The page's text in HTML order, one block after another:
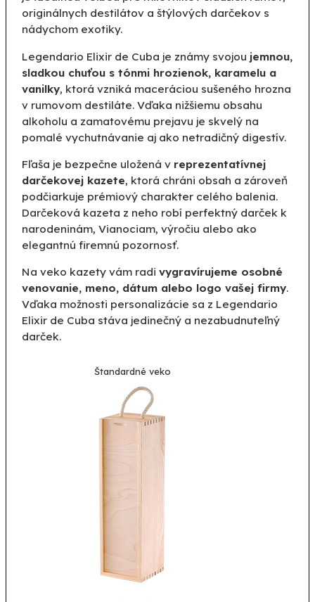
originálnych destilátov a štýlových darčekov s
nádychom exotiky.
Legendario Elixir de Cuba je známy svojou jemnou,
sladkou chuťou s tónmi hrozienok, karamelu a
vanilky, ktorá vzniká maceráciou sušeného hrozna
v rumovom destiláte. Vďaka nižšiemu obsahu
alkoholu a zamatovému prejavu je skvelý na
pomalé vychutnávanie aj ako netradičný digestív.
Fľaša je bezpečne uložená v reprezentatívnej
darčekovej kazete, ktorá chráni obsah a zároveň
podčiarkuje prémiový charakter celého balenia.
Darčeková kazeta z neho robí perfektný darček k
narodeninám, Vianociam, výročiu alebo ako
elegantnú firemnú pozornosť.
Na veko kazety vám radi vygravírujeme osobné
venovanie, meno, dátum alebo logo vašej firmy.
Vďaka možnosti personalizácie sa z Legendario
Elixir de Cuba stáva jedinečný a nezabudnuteľný
darček.
Štandardné veko